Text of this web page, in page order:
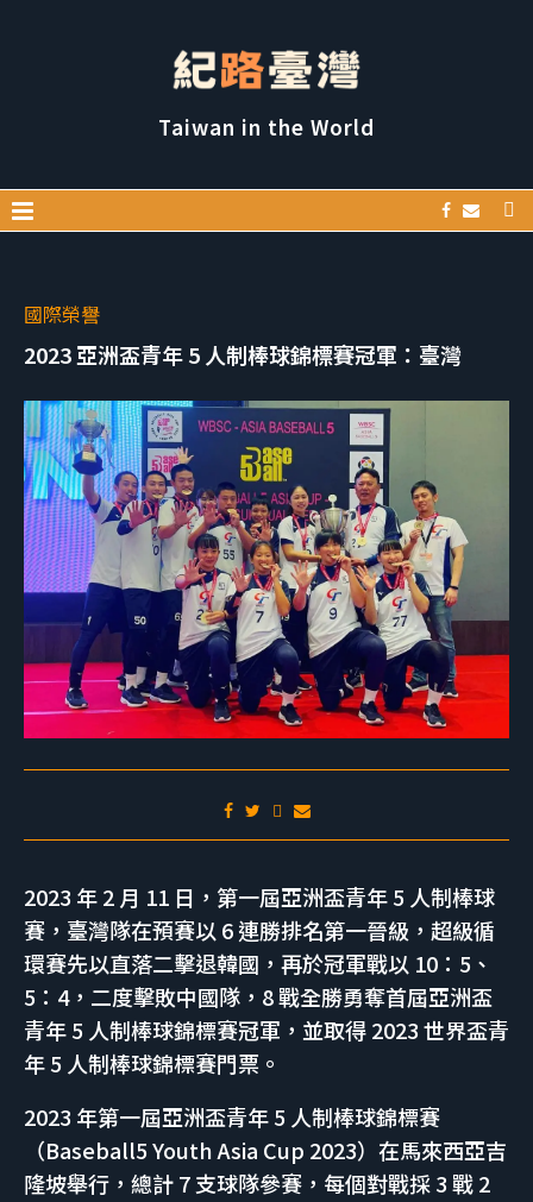
Taiwan in the World
國際榮譽
2023 亞洲盃青年 5 人制棒球錦標賽冠軍：臺灣
2023 年 2 月 11 日，第一屆亞洲盃青年 5 人制棒球
賽，臺灣隊在預賽以 6 連勝排名第一晉級，超級循
環賽先以直落二擊退韓國，再於冠軍戰以 10：5、
5：4，二度擊敗中國隊，8 戰全勝勇奪首屆亞洲盃
青年 5 人制棒球錦標賽冠軍，並取得 2023 世界盃青
年 5 人制棒球錦標賽門票。
2023 年第一屆亞洲盃青年 5 人制棒球錦標賽
（Baseball5 Youth Asia Cup 2023）在馬來西亞吉
隆坡舉行，總計 7 支球隊參賽，每個對戰採 3 戰 2